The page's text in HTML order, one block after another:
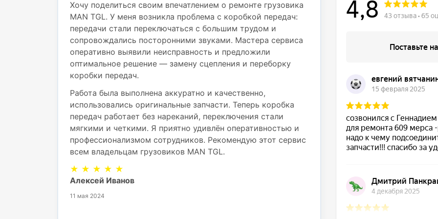
Хочу поделиться своим впечатлением о ремонте грузовика
MAN TGL. У меня возникла проблема с коробкой передач:
передачи стали переключаться с большим трудом и
сопровождались посторонними звуками. Мастера сервиса
оперативно выявили неисправность и предложили
оптимальное решение — замену сцепления и переборку
коробки передач.
Работа была выполнена аккуратно и качественно,
использовались оригинальные запчасти. Теперь коробка
передач работает без нареканий, переключения стали
мягкими и четкими. Я приятно удивлён оперативностью и
профессионализмом сотрудников. Рекомендую этот сервис
всем владельцам грузовиков MAN TGL.
★ ★ ★ ★ ★
Алексей Иванов
11 мая 2024
Недавно обращался в
частью. При
вибрация на рулевом
подвески — пришлось
также провести
Работы были
использовали
выполненные работы.
стабильно, никаких
Большое спасибо за
★ ★ ★ ★ ★
Сергей Подрубный
25 августа 2025